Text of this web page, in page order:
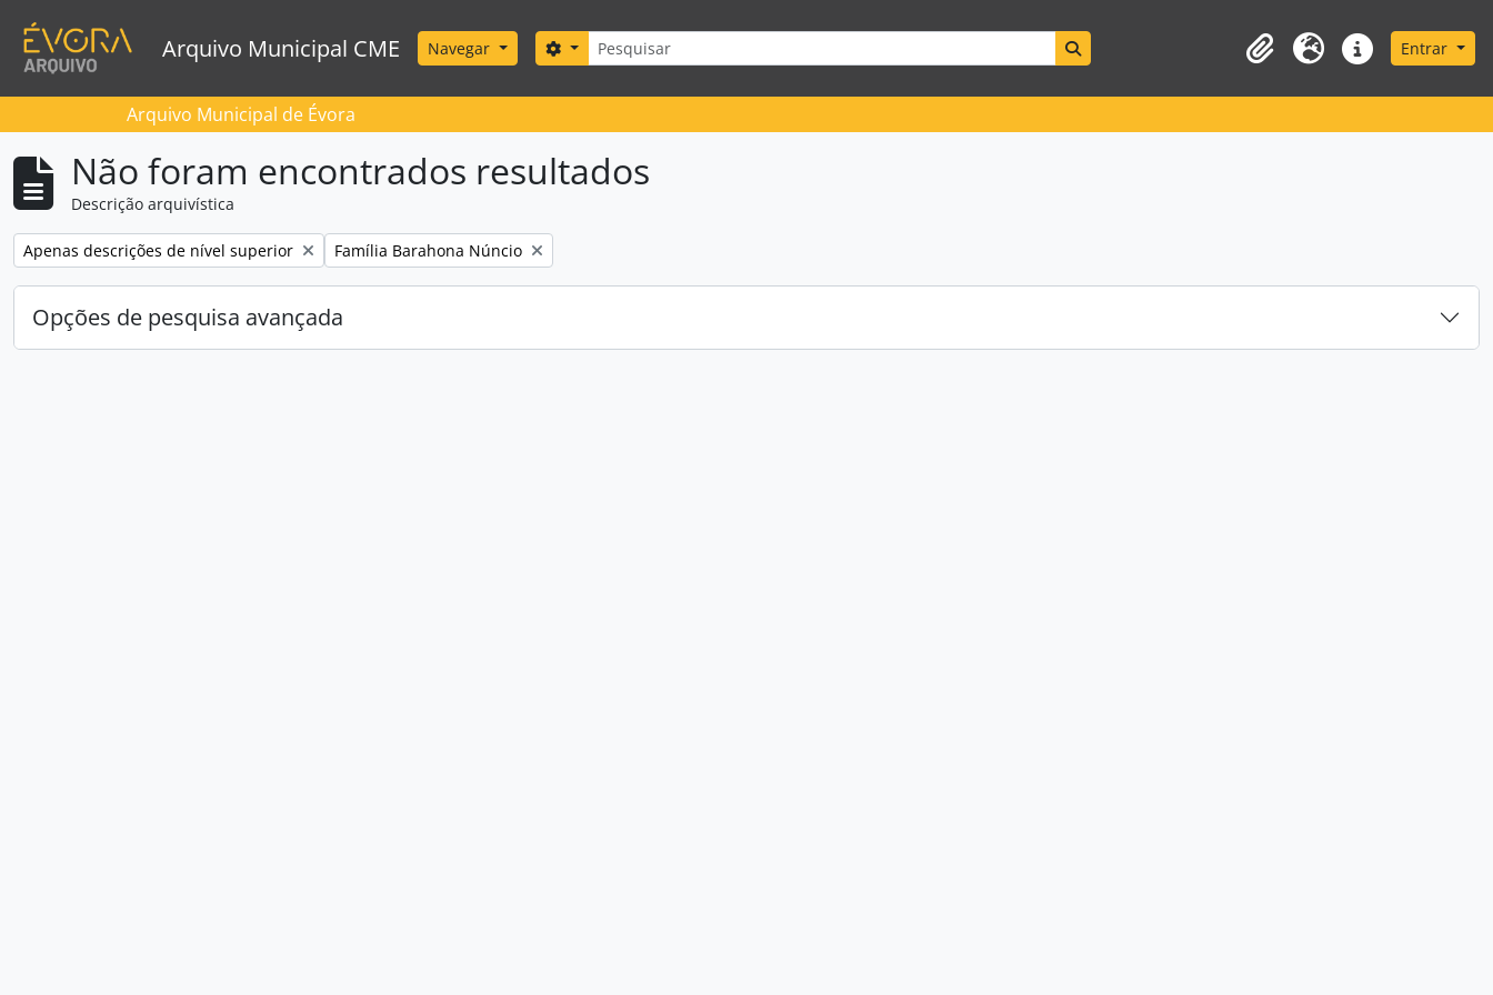
Arquivo Municipal CME Navegar Pesquisar
Search options Search in browse page
Área de transferência
Idioma Ligações rápidas
Entrar
Arquivo Municipal de Évora
Não foram encontrados resultados
Descrição arquivística
Remove filter:
Apenas descrições de nível superior Remove filter:
Família Barahona Núncio
Opções de pesquisa avançada